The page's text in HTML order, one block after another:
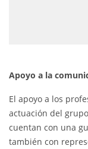
Apoyo a la
El apoyo a los
actuación del
cuentan con una
también con